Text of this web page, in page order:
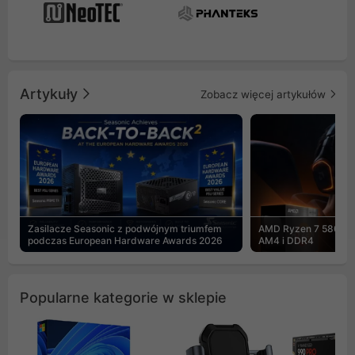
Artykuły Zobacz więcej artykułów
Zasilacze Seasonic z podwójnym triumfem
podczas European Hardware Awards 2026
AMD Ryzen 7
AM4 i DDR4
Popularne kategorie w sklepie